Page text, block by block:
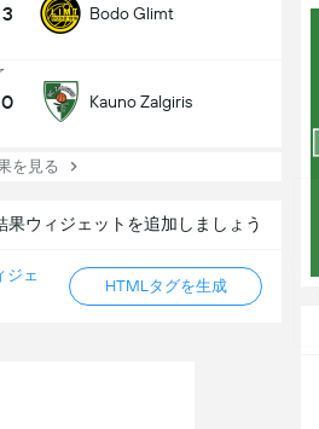
3 Bodo Glimt
0 Kauno Zalgiris
を見る
ウィジェットを追加しましょう
ジェ
HTMLタグを生成